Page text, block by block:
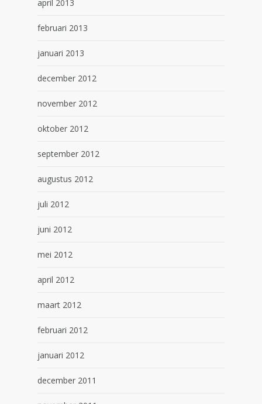
april 2013
februari 2013
januari 2013
december 2012
november 2012
oktober 2012
september 2012
augustus 2012
juli 2012
juni 2012
mei 2012
april 2012
maart 2012
februari 2012
januari 2012
december 2011